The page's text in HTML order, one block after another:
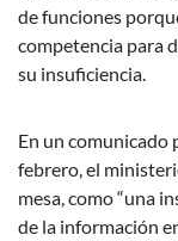
de funciones
competencia para
su insuficiencia.
En un comunicado
febrero, el
mesa, como “una
de la información